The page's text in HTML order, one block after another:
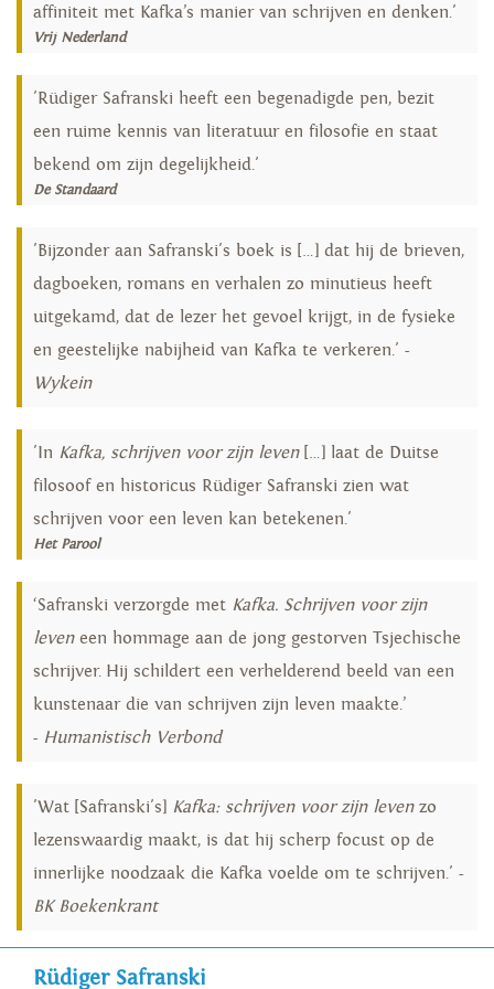
affiniteit met Kafka’s manier van schrijven en denken.'
Vrij Nederland
'Rüdiger Safranski heeft een begenadigde pen, bezit
een ruime kennis van literatuur en filosofie en staat
bekend om zijn degelijkheid.'
De Standaard
'Bijzonder aan Safranski's boek is […] dat hij de brieven,
dagboeken, romans en verhalen zo minutieus heeft
uitgekamd, dat de lezer het gevoel krijgt, in de fysieke
en geestelijke nabijheid van Kafka te verkeren.' -
Wykein
'In Kafka, schrijven voor zijn leven[…] laat de Duitse
filosoof en historicus Rüdiger Safranski zien wat
schrijven voor een leven kan betekenen.'
Het Parool
‘Safranski verzorgde met Kafka. Schrijven voor zijn
leveneen hommage aan de jong gestorven Tsjechische
schrijver. Hij schildert een verhelderend beeld van een
kunstenaar die van schrijven zijn leven maakte.’
- Humanistisch Verbond
'Wat [Safranski's] Kafka: schrijven voor zijn levenzo
lezenswaardig maakt, is dat hij scherp focust op de
innerlijke noodzaak die Kafka voelde om te schrijven.' -
BK Boekenkrant
Rüdiger Safranski